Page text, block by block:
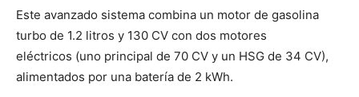
Este avanzado sistema combina un motor de gasolina
turbo de 1.2 litros y 130 CV con dos motores
eléctricos (uno principal de 70 CV y un HSG de 34 CV),
alimentados por una batería de 2 kWh.